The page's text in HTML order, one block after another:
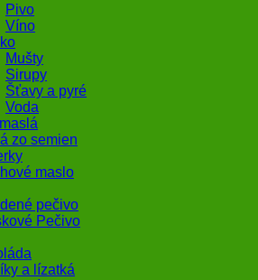
Pivo
Víno
Mušty
Sirupy
Šťavy a pyré
Voda
zo semien
maslo
pečivo
Pečivo
a lízatká